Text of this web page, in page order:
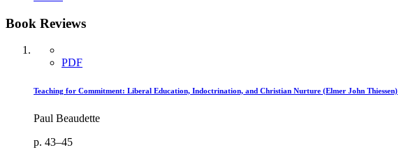
Book Reviews
PDF
Teaching for Commitment: Liberal Education, Indoctrination, and Christian Nurture (Elmer John Thiessen)
Paul Beaudette
p. 43–45